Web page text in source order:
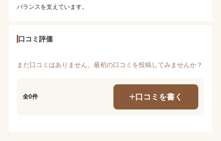
バランスを支えています。
口コミ評価
まだ口コミはありません。最初の口コミを投稿してみませんか？
全0件 口コミを書く